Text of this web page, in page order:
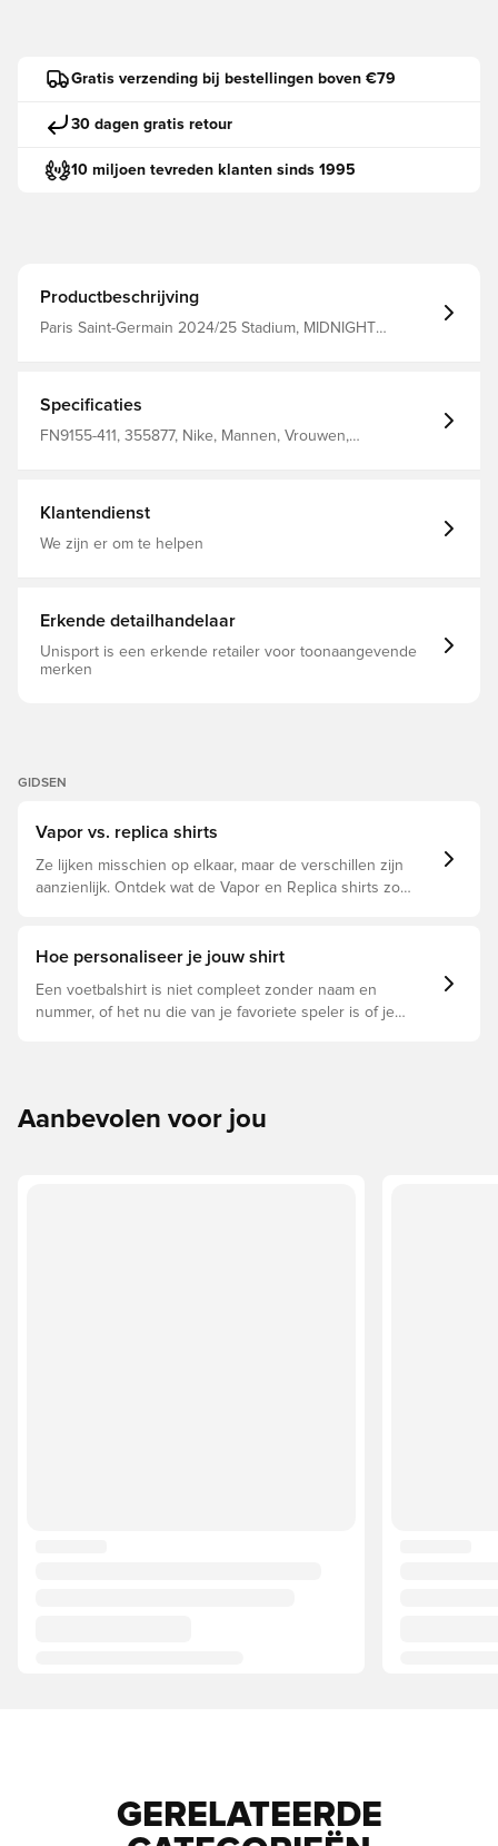
Gratis verzending bij bestellingen boven €79
30 dagen gratis retour
10 miljoen tevreden klanten sinds 1995
Productbeschrijving
Paris Saint-Germain 2024/25 Stadium, MIDNIGHT
Specificaties
FN9155-411, 355877, Nike, Mannen, Vrouwen,
Klantendienst
We zijn er om te helpen
Erkende detailhandelaar
Unisport is een erkende retailer voor toonaangevende
merken
GIDSEN
Vapor vs. replica shirts
Ze lijken misschien op elkaar, maar de verschillen zijn
aanzienlijk. Ontdek wat de Vapor en Replica shirts zo
Hoe personaliseer je jouw shirt
Een voetbalshirt is niet compleet zonder naam en
nummer, of het nu die van je favoriete speler is of je
Aanbevolen voor jou
GERELATEERDE